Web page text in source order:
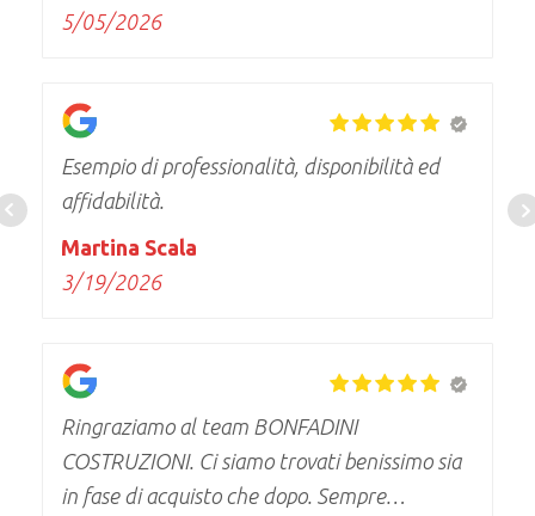
5/05/2026
Esempio di professionalità, disponibilità ed
affidabilità.
Martina Scala
3/19/2026
Ringraziamo al team BONFADINI
COSTRUZIONI. Ci siamo trovati benissimo sia
in fase di acquisto che dopo. Sempre